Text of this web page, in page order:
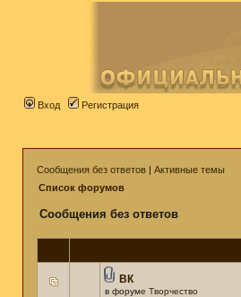
Вход Регистрация
Сообщения без ответов | Активные темы
Список форумов
Сообщения без ответов
ВК
в форуме Творчество